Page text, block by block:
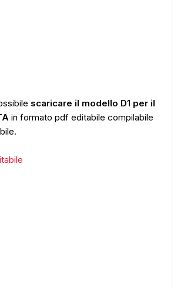
scaricare il modello D1 per il
in formato pdf editabile compilabile